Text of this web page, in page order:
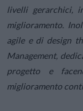
livelli gerarchici,
miglioramento.
agile e di design
Management,
progetto e
miglioramento